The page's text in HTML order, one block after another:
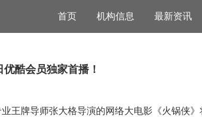
首页 机构信息 最新资讯
酷会员独家首播！
王牌导师张大格导演的网络大电影《火锅侠》